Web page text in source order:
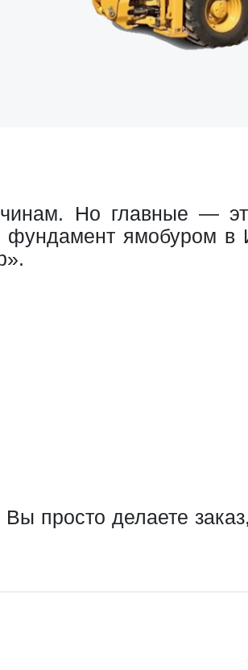
Но главные —
фундамент ямобуром
просто делаете